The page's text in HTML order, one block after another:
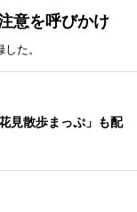
意を呼びかけ
た。
見散歩まっぷ」も配